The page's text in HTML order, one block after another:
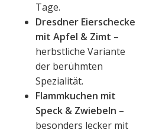
Tage.
Dresdner Eierschecke
mit Apfel & Zimt –
herbstliche Variante
der berühmten
Spezialität.
Flammkuchen mit
Speck & Zwiebeln –
besonders lecker mit